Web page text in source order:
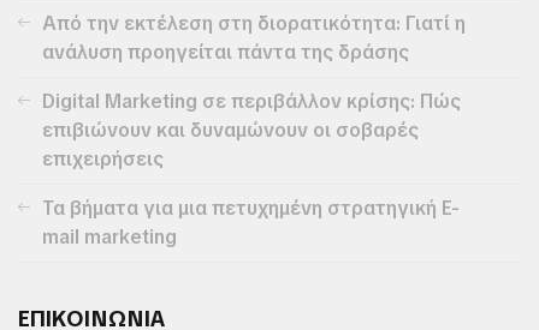
Από την εκτέλεση στη διορατικότητα: Γιατί η
ανάλυση προηγείται πάντα της δράσης
Digital Marketing σε περιβάλλον κρίσης: Πώς
επιβιώνουν και δυναμώνουν οι σοβαρές
επιχειρήσεις
Τα βήματα για μια πετυχημένη στρατηγική E-
mail marketing
ΕΠΙΚΟΙΝΩΝΙΑ